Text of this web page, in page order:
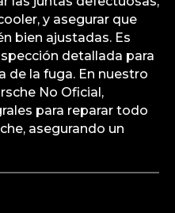
y asegurar que
bien ajustadas. Es
detallada para
de la fuga. En nuestro
No Oficial,
para reparar todo
asegurando un